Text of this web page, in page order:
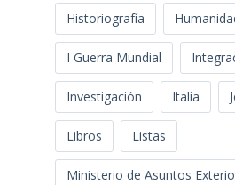
Historiografía
I Guerra Mundial
Investigación Italia
Libros Listas
Ministerio de Asuntos